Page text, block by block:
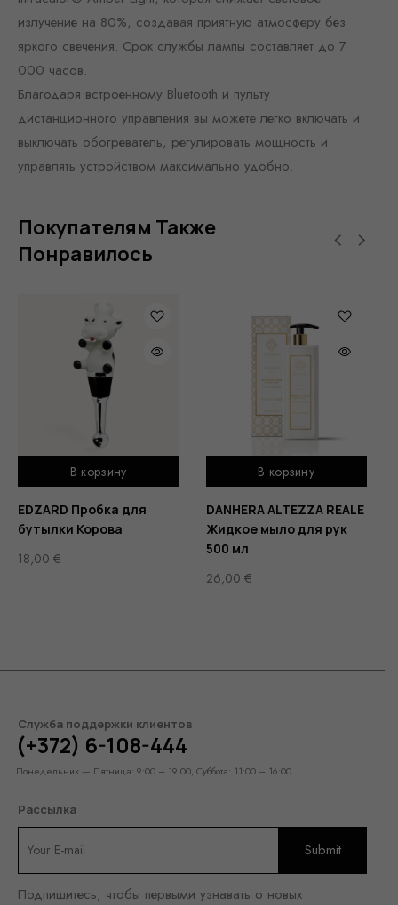
излучение на 80%, создавая приятную атмосферу без
яркого свечения. Срок службы лампы составляет до 7
000 часов.
Благодаря встроенному Bluetooth и пульту
дистанционного управления вы можете легко включать и
выключать обогреватель, регулировать мощность и
управлять устройством максимально удобно.
Покупателям Также
Понравилось
В корзину
EDZARD Пробка для
бутылки Корова
18,00 €
В корзину
DANHERA ALTEZZA REALE
Жидкое мыло для рук
500 мл
26,00 €
Служба поддержки клиентов
(+372) 6-108-444
Понедельник — Пятница: 9:00 – 19:00, Суббота: 11:00 – 16:00
Рассылка
Подпишитесь, чтобы первыми узнавать о новых